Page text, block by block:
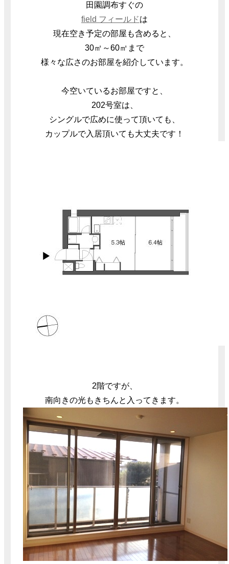
田園調布すぐの
field フィールドは
現在空き予定の部屋も含めると、
30㎡～60㎡まで
様々な広さのお部屋を紹介しています。
今空いているお部屋ですと、
202号室は、
シングルで広めに使って頂いても、
カップルで入居頂いても大丈夫です！
2階ですが、
南向きの光もきちんと入ってきます。